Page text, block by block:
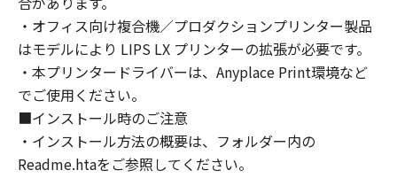
restrictions and regulations of the country
involved, and not to export or re-export,
directly or indirectly, the SOFTWARE in
violation of any such laws, restrictions and
regulations, or without all necessary
approvals.
6. SUPPORT AND UPDATE
NEITHER CANON, CANON'S SUBSIDIARIES OR
・オフィス向け複合機／プロダクションプリンター製品
はモデルにより LIPS LX プリンターの拡張が必要です。
・本プリンタードライバーは、Anyplace Print環境など
でご使用ください。
■インストール時のご注意
・インストール方法の概要は、フォルダー内の
Readme.htaをご参照してください。